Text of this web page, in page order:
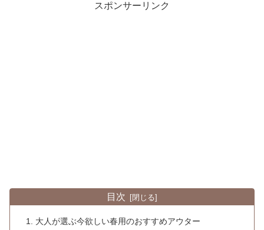
スポンサーリンク
目次
大人が選ぶ今欲しい春用のおすすめアウター